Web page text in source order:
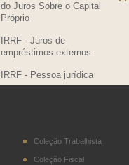
do Juros Sobre o Capital
Próprio
IRRF - Juros de
empréstimos externos
IRRF - Pessoa jurídica
residente no País,
IPI - Cigarros (posição
2402.20)
Coleção Trabalhista
Coleção Fiscal